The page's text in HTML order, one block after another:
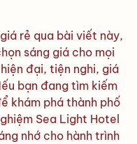
rẻ qua bài viết này,
sáng giá cho mọi
đại, tiện nghi, giá
bạn đang tìm kiếm
khám phá thành phố
Sea Light Hotel
nhớ cho hành trình